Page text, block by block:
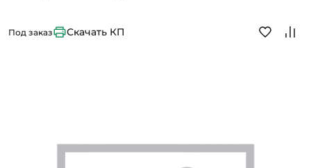
Под заказ Скачать КП